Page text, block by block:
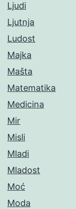
Ljudi
Ljutnja
Ludost
Majka
Mašta
Matematika
Medicina
Mir
Misli
Mladi
Mladost
Moć
Moda